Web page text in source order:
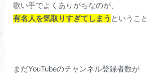
歌い手でよくありがちなのが、
有名人を気取りすぎてしまう というこ
まだYouTubeのチャンネル登録者数が